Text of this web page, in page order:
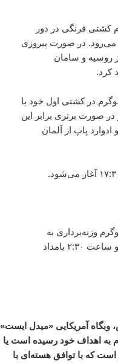
در وزن ۸۵ کیلوگرم کشتی فرنگی در دور
در صورت پیروزی
از روسیه و سامان
کرد.
نیز در وزن ۱۳۰ کیلوگرم در کشتی اول خود با
صورت برتری برابر این
پاپ از آلمان
هم در وزن ۱۰۵ کیلوگرم وزنه‌برداری به
مصاف رقبای خود می‌رود. مسابقه او ساعت ۲:۳۰ بامداد
وبگاه آمریکایی «میدل ایست»
به اهداف خود رسیده است یا
است که با توافق هسته‌ای با